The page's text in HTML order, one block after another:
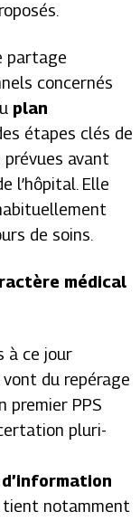
partage
concernés
plan
étapes clés de
avant
l’hôpital. Elle
de soins.
médical
à ce jour
du repérage
premier PPS
pluri-
tient notamment